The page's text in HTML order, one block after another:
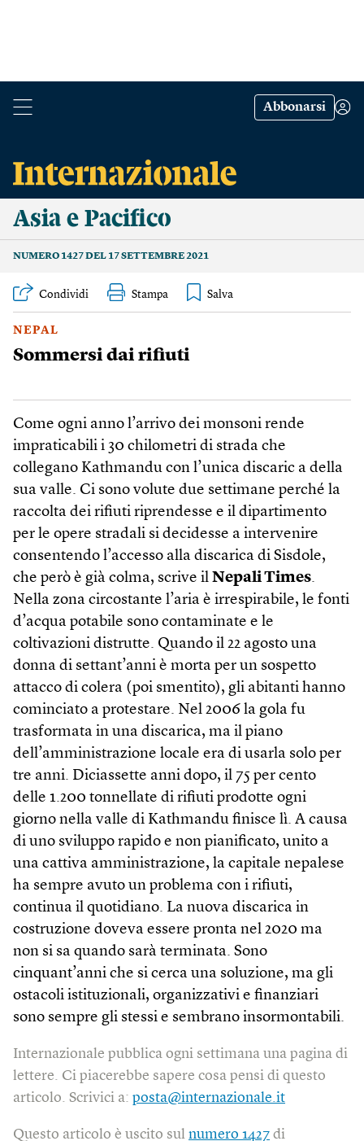
Abbonarsi
Asia e Pacifico
NUMERO 1427 DEL 17 SETTEMBRE 2021
Condividi Stampa
NEPAL
Sommersi dai rifiuti
Come ogni anno l’arrivo dei monsoni rende
impraticabili i 30 chilometri di strada che
collegano Kathmandu con l’unica discaric a della
sua valle. Ci sono volute due settimane perché la
raccolta dei rifiuti riprendesse e il dipartimento
per le opere stradali si decidesse a intervenire
consentendo l’accesso alla discarica di Sisdole,
che però è già colma, scrive il Nepali Times.
Nella zona circostante l’aria è irrespirabile, le fonti
d’acqua potabile sono contaminate e le
coltivazioni distrutte. Quando il 22 agosto una
donna di settant’anni è morta per un sospetto
attacco di colera (poi smentito), gli abitanti hanno
cominciato a protestare. Nel 2006 la gola fu
trasformata in una discarica, ma il piano
dell’amministrazione locale era di usarla solo per
tre anni. Diciassette anni dopo, il 75 per cento
delle 1.200 tonnellate di rifiuti prodotte ogni
giorno nella valle di Kathmandu finisce lì. A causa
di uno sviluppo rapido e non pianificato, unito a
una cattiva amministrazione, la capitale nepalese
ha sempre avuto un problema con i rifiuti,
continua il quotidiano. La nuova discarica in
costruzione doveva essere pronta nel 2020 ma
non si sa quando sarà terminata. Sono
cinquant’anni che si cerca una soluzione, ma gli
ostacoli istituzionali, organizzativi e finanziari
sono sempre gli stessi e sembrano insormontabili.
Internazionale pubblica ogni settimana una pagina di
lettere. Ci piacerebbe sapere cosa pensi di questo
articolo. Scrivici a: posta@internazionale.it
Questo articolo è uscito sul numero 1427 di